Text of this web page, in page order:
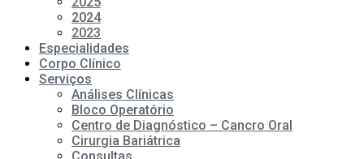
2024
2023
Especialidades
Corpo Clínico
Serviços
Análises Clínicas
Bloco Operatório
Centro de Diagnóstico – Cancro Oral
Cirurgia Bariátrica